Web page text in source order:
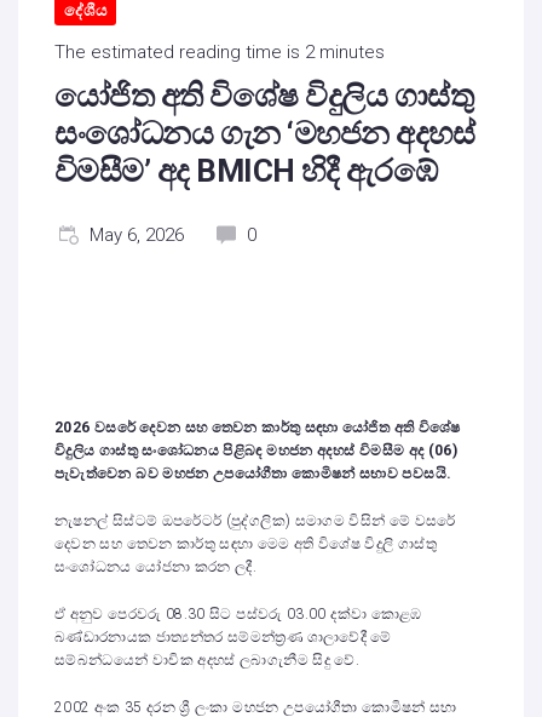
දේශීය
The estimated reading time is 2 minutes
යෝජිත අති විශේෂ විදුලිය ගාස්තු
සංශෝධනය ගැන ‘මහජන අදහස්
විමසීම’ අද BMICH හිදී ඇරඹේ
May 6, 2026 0
2026 වසරේ දෙවන සහ තෙවන කාර්තු සඳහා යෝජිත අති විශේෂ
විදුලිය ගාස්තු සංශෝධනය පිළිබඳ මහජන අදහස් විමසීම අද (06)
පැවැත්වෙන බව මහජන උපයෝගීතා කොමිෂන් සභාව පවසයි.
නැෂනල් සිස්ටම් ඔපරේටර් (පුද්ගලික) සමාගම විසින් මේ වසරේ
දෙවන සහ තෙවන කාර්තු සඳහා මෙම අති විශේෂ විදුලි ගාස්තු
සංශෝධනය යෝජනා කරන ලදී.
ඒ අනුව පෙරවරු 08.30 සිට පස්වරු 03.00 දක්වා කොළඹ
බණ්ඩාරනායක ජාත්‍යන්තර සම්මන්ත්‍රණ ශාලාවේදී මේ
සම්බන්ධයෙන් වාචික අදහස් ලබාගැනීම සිදු වේ.
2002 අංක 35 දරන ශ්‍රී ලංකා මහජන උපයෝගීතා කොමිෂන් සභා